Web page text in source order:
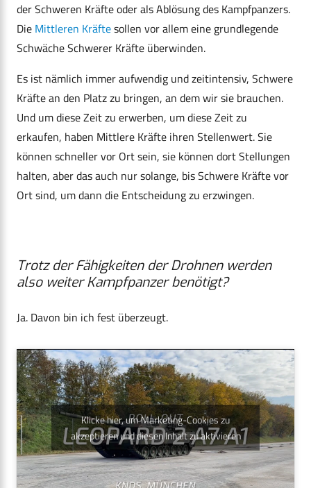
der Schweren Kräfte oder als Ablösung des Kampfpanzers.
Die Mittleren Kräftesollen vor allem eine grundlegende
Schwäche Schwerer Kräfte überwinden.
Es ist nämlich immer aufwendig und zeitintensiv, Schwere
Kräfte an den Platz zu bringen, an dem wir sie brauchen.
Und um diese Zeit zu erwerben, um diese Zeit zu
erkaufen, haben Mittlere Kräfte ihren Stellenwert. Sie
können schneller vor Ort sein, sie können dort Stellungen
halten, aber das auch nur solange, bis Schwere Kräfte vor
Ort sind, um dann die Entscheidung zu erzwingen.
Trotz der Fähigkeiten der Drohnen werden
also weiter Kampfpanzer benötigt?
Ja. Davon bin ich fest überzeugt.
Klicke hier, um Marketing-Cookies zu
akzeptieren und diesen Inhalt zu aktivieren